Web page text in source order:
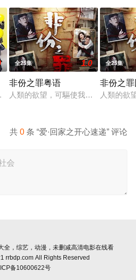
經準備開拍新一套處境劇，暫定叫
全25集 1.0
非份之罪粤语
人類的欲望，可驅使我們超越自我，
全25集
非份之
人類的欲
共0 条 “爱·回家之开心速递” 评论
全，综艺，动漫，未删减高清电影在线看
rrbdp.com All Rights Reserved
备10600622号